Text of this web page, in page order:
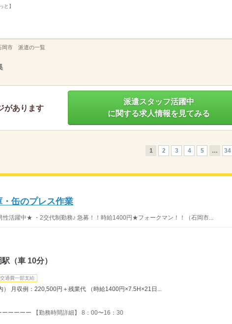
と】
市 派遣の一覧
があります
派遣スタッフ活躍中
に関する求人情報を見てみる
1 2 3 4 5 … 34
缶のプレス作業
性活躍中★ ・2交代制勤務♪ 急募！！時給1400円★フォークマン！！（石岡市...
（車 10分）
交通費一部支給
） 月収例：220,500円＋残業代 （時給1400円×7.5H×21日...
ーーーー 【勤務時間詳細】 8：00〜16：30